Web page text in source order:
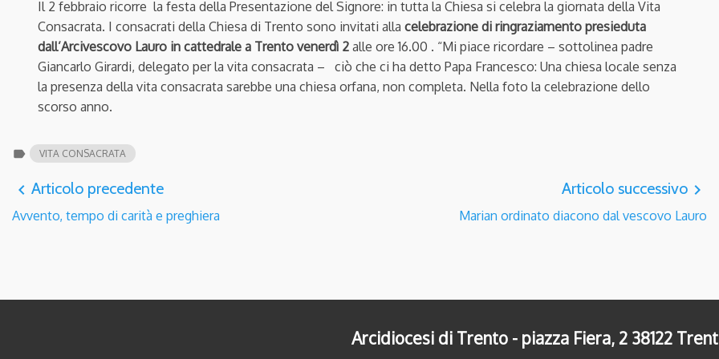
Il 2 febbraio ricorre la festa della Presentazione del Signore: in tutta la Chiesa si celebra la giornata della Vita
Consacrata. I consacrati della Chiesa di Trento sono invitati alla celebrazione di ringraziamento presieduta
dall’Arcivescovo Lauro in cattedrale a Trento venerdì 2 alle ore 16.00 . “Mi piace ricordare – sottolinea padre
Giancarlo Girardi, delegato per la vita consacrata – ciò che ci ha detto Papa Francesco: Una chiesa locale senza
la presenza della vita consacrata sarebbe una chiesa orfana, non completa. Nella foto la celebrazione dello
scorso anno.
label VITA CONSACRATA
navigate_before Articolo precedente
Avvento, tempo di carità e preghiera
Articolo successivo navigate_next
Marian ordinato diacono dal vescovo Lauro
Arcidiocesi di Trento - piazza Fiera, 2 38122